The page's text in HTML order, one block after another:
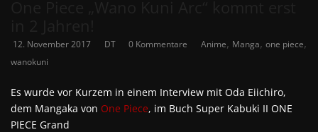
12. November 2017 DT 0 Kommentare Anime, Manga, one piece,
wanokuni
Es wurde vor Kurzem in einem Interview mit Oda Eiichiro,
dem Mangaka von One Piece, im Buch Super Kabuki II ONE
PIECE Grand